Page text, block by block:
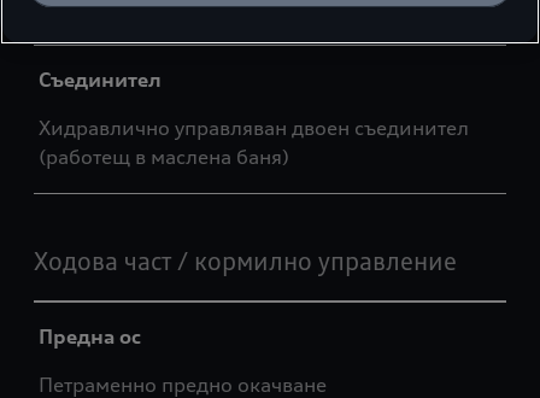
Съединител
Хидравлично управляван двоен съединител
(работещ в маслена баня)
Ходова част / кормилно управление
Предна ос
Петраменно предно окачване